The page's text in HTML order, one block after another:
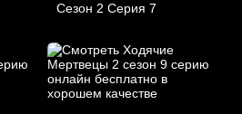
Сезон 2 Серия 7